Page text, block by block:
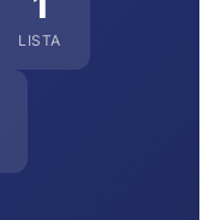
LISTA